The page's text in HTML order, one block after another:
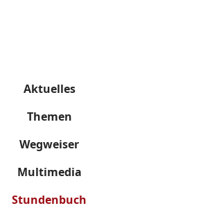
Aktuelles
Themen
Wegweiser
Multimedia
Stundenbuch